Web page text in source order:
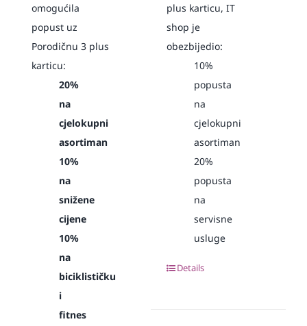
omogućila
popust uz
Porodičnu 3 plus
karticu:
20%
na
cjelokupni
asortiman
10%
na
snižene
cijene
10%
na
biciklističku
i
fitnes
plus karticu, IT
shop je
obezbijedio:
10%
popusta
na
cjelokupni
asortiman
20%
popusta
na
servisne
usluge
Details